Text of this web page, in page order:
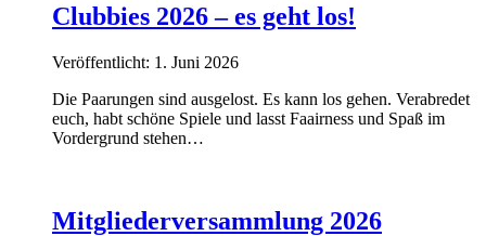
Clubbies 2026 – es geht los!
Veröffentlicht: 1. Juni 2026
Die Paarungen sind ausgelost. Es kann los gehen. Verabredet
euch, habt schöne Spiele und lasst Faairness und Spaß im
Vordergrund stehen…
Mitgliederversammlung 2026